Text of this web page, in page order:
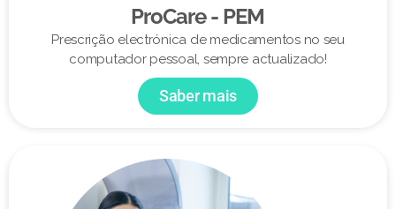
ProCare - PEM
Prescrição electrónica de medicamentos no seu
computador pessoal, sempre actualizado!
Saber mais